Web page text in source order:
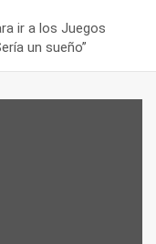
ir a los Juegos
un sueño”